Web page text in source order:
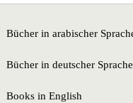
Bücher in deutscher Sprache
Books in English